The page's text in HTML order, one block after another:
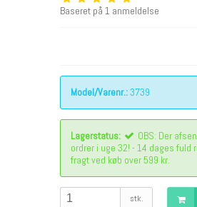
Baseret på 1 anmeldelse
Model/Varenr.:3739
Lagerstatus:
OBS: Der
ordrer i uge 32! - 14 dages fuld
fragt ved køb over 599 kr.
stk.